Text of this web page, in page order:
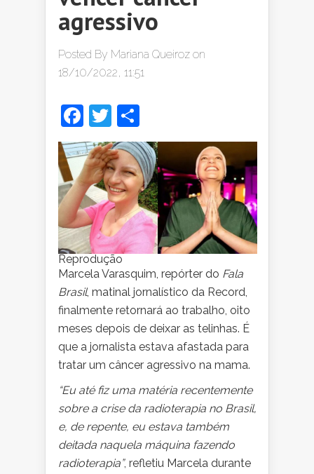
agressivo
Posted By Mariana Queiroz on
18/10/2022, 11:51
Facebook
Twitter
Reprodução
Marcela Varasquim, repórter do Fala
Brasil, matinal jornalístico da Record,
finalmente retornará ao trabalho, oito
meses depois de deixar as telinhas. É
que a jornalista estava afastada para
tratar um câncer agressivo na mama.
“Eu até fiz uma matéria recentemente
sobre a crise da radioterapia no Brasil,
e, de repente, eu estava também
deitada naquela máquina fazendo
radioterapia”, refletiu Marcela durante